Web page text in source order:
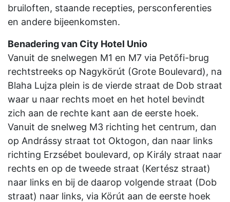
bruiloften, staande recepties, persconferenties
en andere bijeenkomsten.
Benadering van City Hotel Unio
Vanuit de snelwegen M1 en M7 via Petőfi-brug
rechtstreeks op Nagykörút (Grote Boulevard), na
Blaha Lujza plein is de vierde straat de Dob straat
waar u naar rechts moet en het hotel bevindt
zich aan de rechte kant aan de eerste hoek.
Vanuit de snelweg M3 richting het centrum, dan
op Andrássy straat tot Oktogon, dan naar links
richting Erzsébet boulevard, op Király straat naar
rechts en op de tweede straat (Kertész straat)
naar links en bij de daarop volgende straat (Dob
straat) naar links, via Körút aan de eerste hoek